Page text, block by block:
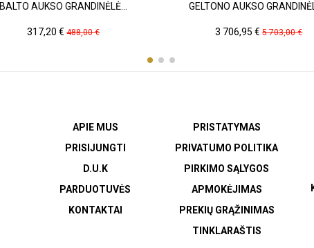
BALTO AUKSO GRANDINĖLĖ...
Kaina
317,20 € Pradinė
kaina
488,00 €
GELTONO AUKSO
Kaina
3 706,95 € Pradinė
kaina
5 703,00 €
APIE MUS
PRISIJUNGTI
D.U.K
PARDUOTUVĖS
KONTAKTAI
PRISTATYMAS
PRIVATUMO POLITIKA
PIRKIMO SĄLYGOS
APMOKĖJIMAS
PREKIŲ GRĄŽINIMAS
TINKLARAŠTIS